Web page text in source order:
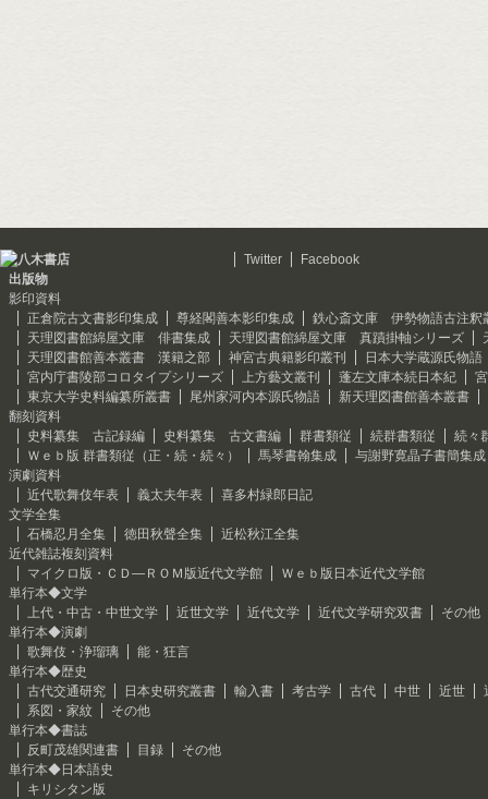
Twitter
Facebook
出版物
影印資料
正倉院古文書影印集成
尊経閣善本影印集成
鉄心斎文庫 伊勢物語古注釈
天理図書館綿屋文庫 俳書集成
天理図書館綿屋文庫 真蹟掛軸シリーズ
天理図書館善本叢書 漢籍之部
神宮古典籍影印叢刊
日本大学蔵源氏物語
宮内庁書陵部コロタイプシリーズ
上方藝文叢刊 蓬左文庫本続日本紀
東京大学史料編纂所叢書
尾州家河内本源氏物語
新天理図書館善本叢書
翻刻資料
史料纂集 古記録編
史料纂集 古文書編 群書類従 続群書類従
続々
Ｗｅｂ版 群書類従（正・続・続々）
馬琴書翰集成
与謝野寛晶子書簡集成
演劇資料
近代歌舞伎年表
義太夫年表
喜多村緑郎日記
文学全集
石橋忍月全集
徳田秋聲全集
近松秋江全集
近代雑誌複刻資料
マイクロ版・ＣＤ―ＲＯＭ版近代文学館
Ｗｅｂ版日本近代文学館
単行本◆文学
上代・中古・中世文学
近世文学 近代文学 近代文学研究双書
その他
単行本◆演劇
歌舞伎・浄瑠璃
能・狂言
単行本◆歴史
古代交通研究
日本史研究叢書 輸入書 考古学 古代 中世 近世
系図・家紋
その他
単行本◆書誌
反町茂雄関連書
目録
その他
単行本◆日本語史
キリシタン版